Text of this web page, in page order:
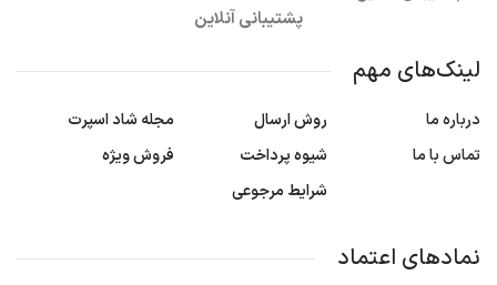
پشتیبانی آنلاین
لینک‌های مهم
درباره ما
تماس با ما
روش ارسال
شیوه پرداخت
شرایط مرجوعی
مجله شاد اسپرت
فروش ویژه
نمادهای اعتماد